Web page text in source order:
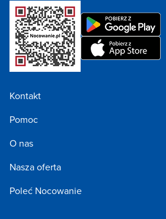
Kontakt
Pomoc
O nas
Nasza oferta
Poleć Nocowanie